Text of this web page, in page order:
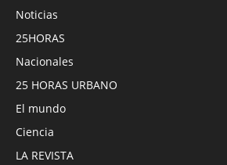
Noticias
25HORAS
Nacionales
25 HORAS URBANO
El mundo
Ciencia
LA REVISTA